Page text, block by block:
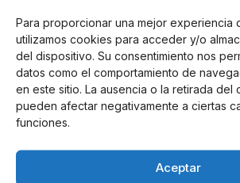
Para proporcionar una mejor experiencia
utilizamos cookies para acceder y/o
del dispositivo. Su consentimiento nos
datos como el comportamiento de
en este sitio. La ausencia o la retirada del
pueden afectar negativamente a ciertas
funciones.
Aceptar
Noticias relacionadas
Online Casino
Mejores Cripto Casinos
Colombia 2025: Bitcoin
Criptomonedas en